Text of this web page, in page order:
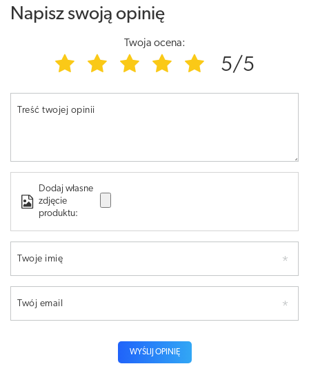
Napisz swoją opinię
Twoja ocena:
5/5
Treść twojej opinii
Dodaj własne
zdjęcie
produktu:
Twoje imię
Twój email
WYŚLIJ OPINIĘ